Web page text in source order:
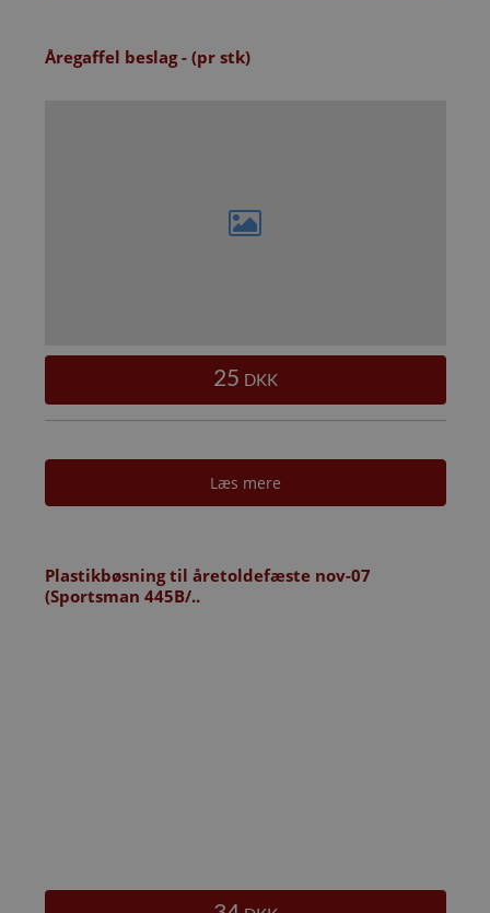
Åregaffel beslag - (pr stk)
25 DKK
Læs mere
Plastikbøsning til åretoldefæste nov-07
(Sportsman 445B/..